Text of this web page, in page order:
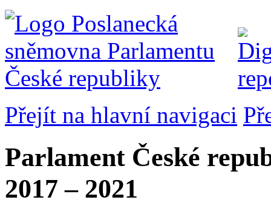
Přejít na hlavní navigaci
Parlament České
2017 – 2021